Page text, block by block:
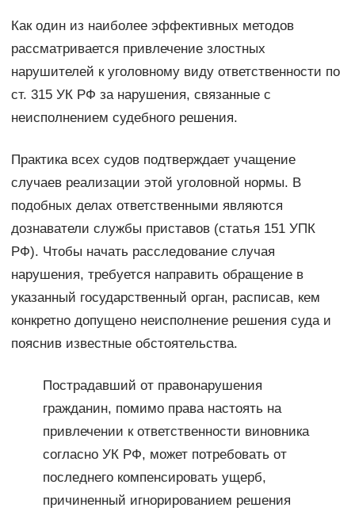
Как один из наиболее эффективных методов
рассматривается привлечение злостных
нарушителей к уголовному виду ответственности по
ст. 315 УК РФ за нарушения, связанные с
неисполнением судебного решения.
Практика всех судов подтверждает учащение
случаев реализации этой уголовной нормы. В
подобных делах ответственными являются
дознаватели службы приставов (статья 151 УПК
РФ). Чтобы начать расследование случая
нарушения, требуется направить обращение в
указанный государственный орган, расписав, кем
конкретно допущено неисполнение решения суда и
пояснив известные обстоятельства.
Пострадавший от правонарушения
гражданин, помимо права настоять на
привлечении к ответственности виновника
согласно УК РФ, может потребовать от
последнего компенсировать ущерб,
причиненный игнорированием решения